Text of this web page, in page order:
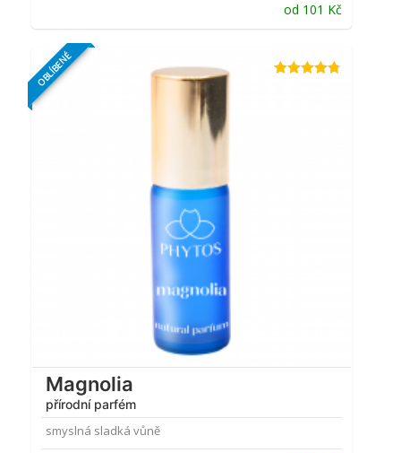
od 101 Kč
OBLÍBENÉ
Magnolia
přírodní parfém
smyslná sladká vůně